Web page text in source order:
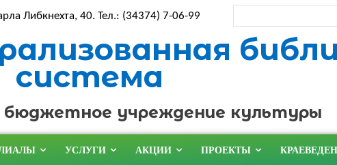
Либкнехта, 40. Тел.: (34374) 7-06-99
система
бюджетное учреждение культуры
УСЛУГИ АКЦИИ ПРОЕКТЫ